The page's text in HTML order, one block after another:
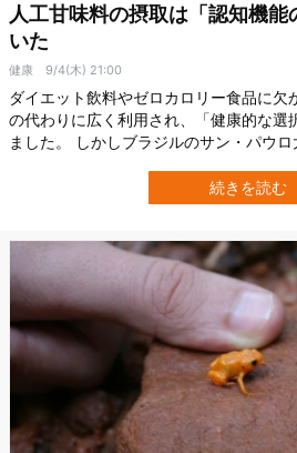
人工甘味料の摂取は「認知機
いた
健康 9/4(木) 21:00
ダイエット飲料やゼロカロリー食品に欠
の代わりに広く利用され、「健康的な選
ました。 しかしブラジルのサン・パウ
認知機能の低下がより速く進行する可能
りました。 健康のために選んでいたは
続きを読む